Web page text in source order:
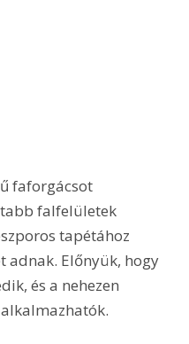
faforgácsot
falfelületek
tapétához
Előnyük, hogy
és a nehezen